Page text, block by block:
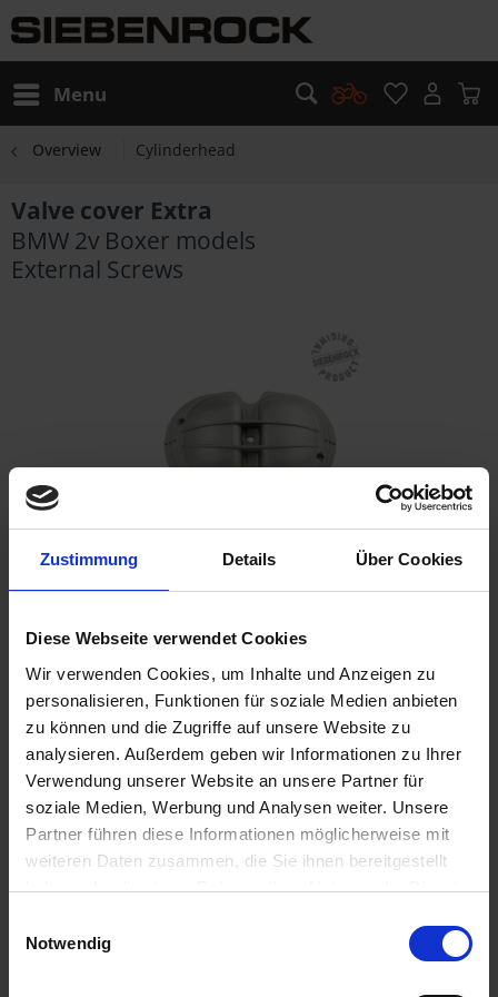
Zustimmung Details Über Cookies
Diese Webseite verwendet Cookies
Wir verwenden Cookies, um Inhalte und Anzeigen zu
personalisieren, Funktionen für soziale Medien anbieten
zu können und die Zugriffe auf unsere Website zu
analysieren. Außerdem geben wir Informationen zu Ihrer
Verwendung unserer Website an unsere Partner für
soziale Medien, Werbung und Analysen weiter. Unsere
Partner führen diese Informationen möglicherweise mit
weiteren Daten zusammen, die Sie ihnen bereitgestellt
haben oder die sie im Rahmen Ihrer Nutzung der Dienste
Cookies, wenn Sie unsere Webseite weiterhin nutzen.
Notwendig
Menu
Overview Cylinderhead
Valve cover Extra
BMW 2v Boxer models
External Screws
€67.00
Ready to ship today, Delivery time appr. 2-4 workdays within
Germany
Add toshopping cart
Remember Comment
part no.: 1112241
been pictured so often in the relevant...